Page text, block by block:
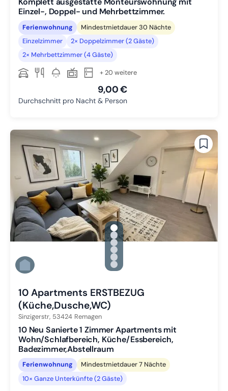
Einzel-, Doppel- und Mehrbettzimmer.
Ferienwohnung
Mindestmietdauer 30 Nächte
Einzelzimmer
2× Doppelzimmer (2 Gäste)
2× Mehrbettzimmer (4 Gäste)
+ 20 weitere
9,00 €
Durchschnitt pro Nacht & Person
gallery.slide_selector
Zu Slide 1 wechseln
Zu Slide 2 wechseln
Zu Slide 3 wechseln
Zu Slide 4 wechseln
Zu Slide 5 wechseln
Zu Slide 6 wechseln
10 Apartments ERSTBEZUG
(Küche,Dusche,WC)
Sinzigerstr, 53424 Remagen
10 Neu Sanierte 1 Zimmer Apartments mit
Wohn/Schlafbereich, Küche/Essbereich,
Badezimmer,Abstellraum
Ferienwohnung
Mindestmietdauer 7 Nächte
10× Ganze Unterkünfte (2 Gäste)